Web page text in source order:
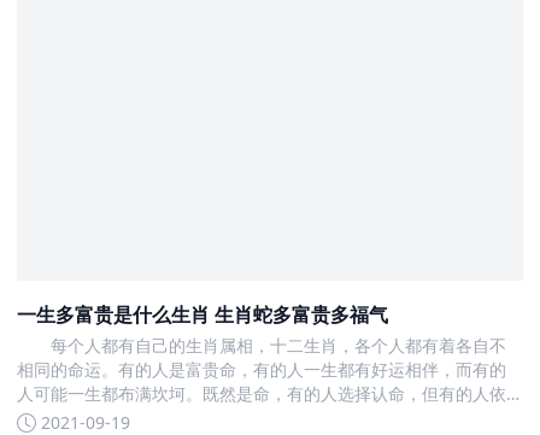
一生多富贵是什么生肖 生肖蛇多富贵多福气
每个人都有自己的生肖属相，十二生肖，各个人都有着各自不
相同的命运。有的人是富贵命，有的人一生都有好运相伴，而有的
人可能一生都布满坎坷。既然是命，有的人选择认命，但有的人依
旧不信命
2021-09-19